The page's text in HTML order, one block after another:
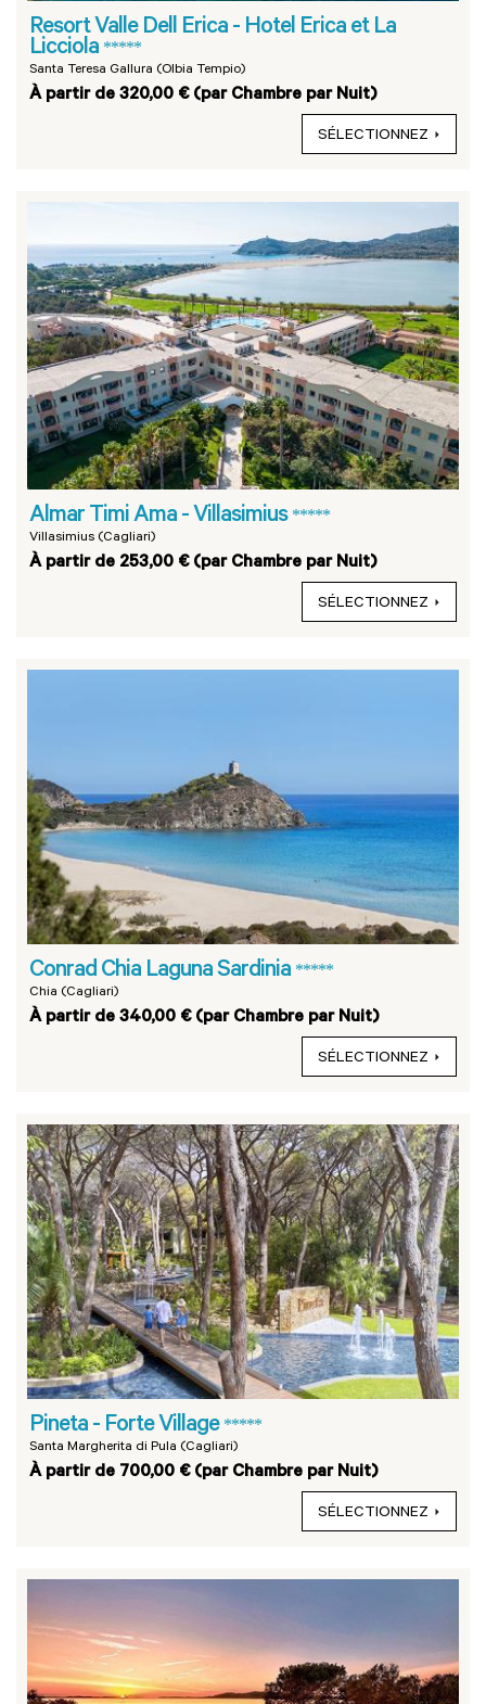
Resort Valle Dell Erica - Hotel Erica et La
Licciola *****
Santa Teresa Gallura (Olbia Tempio)
À partir de 320,00 € (par Chambre par Nuit)
SÉLECTIONNEZ
Almar Timi Ama - Villasimius *****
Villasimius (Cagliari)
À partir de 253,00 € (par Chambre par Nuit)
SÉLECTIONNEZ
Conrad Chia Laguna Sardinia *****
Chia (Cagliari)
À partir de 340,00 € (par Chambre par Nuit)
SÉLECTIONNEZ
Pineta - Forte Village *****
Santa Margherita di Pula (Cagliari)
À partir de 700,00 € (par Chambre par Nuit)
SÉLECTIONNEZ